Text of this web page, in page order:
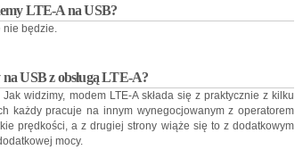
LTE-A na USB?
nie będzie.
na USB z obsługą LTE-A?
widzimy, modem LTE-A składa się z praktycznie z kilku
każdy pracuje na innym wynegocjowanym z operatorem
prędkości, a z drugiej strony wiąże się to z dodatkowym
mocy.